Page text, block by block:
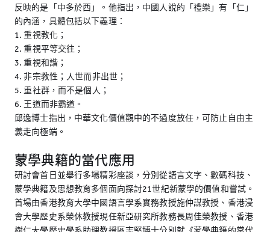
反映的是「中多於西」。他指出，中國人說的「禮樂」有「仁」
的內涵，具體包括以下義理：
1. 重視教化；
2. 重視平等交往；
3. 重視和諧；
4. 非宗教性；人世而非出世；
5. 重社群，而不是個人；
6. 王道而非霸道。
邱逸博士指出，中華文化價值觀中的不過度放任，可防止自由主
義走向極端。
蒙學典籍的當代應用
研討會首日並舉行多場精彩座談，分別從語言文字、數碼科技、
蒙學典籍及思想教育多個面向探討21世紀新蒙學的價值和嘗試。
首場由香港教育大學中國語言學系實務教授施仲謀教授、香港浸
會大學歷史系榮休教授現任新亞研究所教務長周佳榮教授、香港